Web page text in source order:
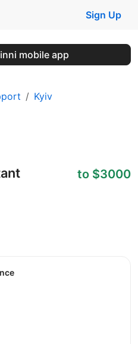
Sign Up
mobile app
Kyiv
to $3000